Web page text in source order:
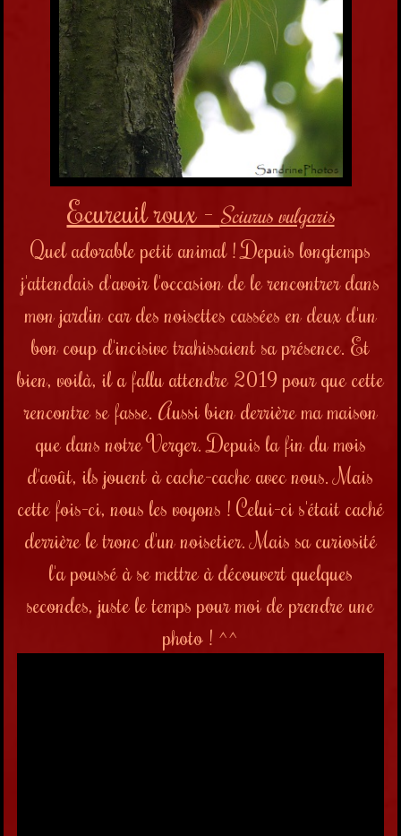
Ecureuil roux - Sciurus vulgaris
Queladorable petit animal ! Depuis longtemps
j'attendais d'avoir l'occasion de le rencontrer dans
mon jardin car des noisettes cassées en deux d'un
bon coup d'incisive trahissaient sa présence. Et
bien, voilà, il a fallu attendre 2019 pour que cette
rencontre se fasse. Aussi bien derrière ma maison
que dans notre Verger. Depuis la fin du mois
d'août, ils jouent à cache-cache avec nous. Mais
cette fois-ci, nous les voyons ! Celui-ci s'était caché
derrière le tronc d'un noisetier. Mais sa curiosité
l'a poussé à se mettre à découvert quelques
secondes, juste le temps pour moi de prendre une
photo ! ^^